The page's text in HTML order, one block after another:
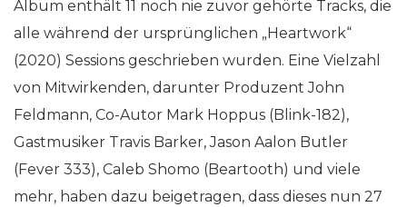
Album enthält 11 noch nie zuvor gehörte Tracks, die
alle während der ursprünglichen „Heartwork“
(2020) Sessions geschrieben wurden. Eine Vielzahl
von Mitwirkenden, darunter Produzent John
Feldmann, Co-Autor Mark Hoppus (Blink-182),
Gastmusiker Travis Barker, Jason Aalon Butler
(Fever 333), Caleb Shomo (Beartooth) und viele
mehr, haben dazu beigetragen, dass dieses nun 27